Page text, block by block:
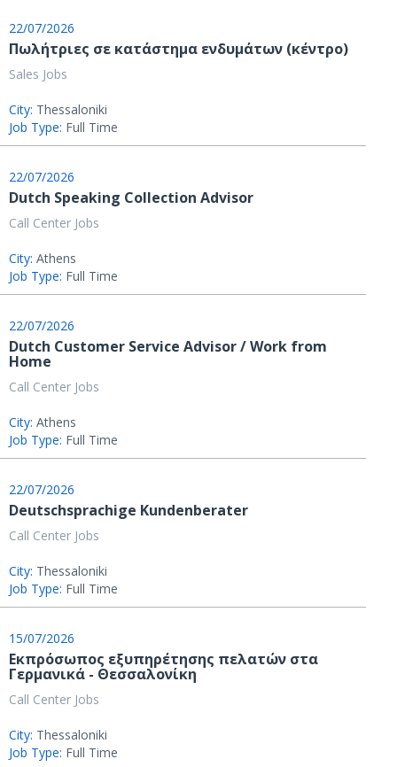
22/07/2026
Πωλήτριες σε κατάστημα ενδυμάτων (κέντρο)
Sales Jobs
City: Thessaloniki
Job Type: Full Time
22/07/2026
Dutch Speaking Collection Advisor
Call Center Jobs
City: Athens
Job Type: Full Time
22/07/2026
Dutch Customer Service Advisor / Work from
Home
Call Center Jobs
City: Athens
Job Type: Full Time
22/07/2026
Deutschsprachige Kundenberater
Call Center Jobs
City: Thessaloniki
Job Type: Full Time
15/07/2026
Εκπρόσωπος εξυπηρέτησης πελατών στα
Γερμανικά - Θεσσαλονίκη
Call Center Jobs
City: Thessaloniki
Job Type: Full Time